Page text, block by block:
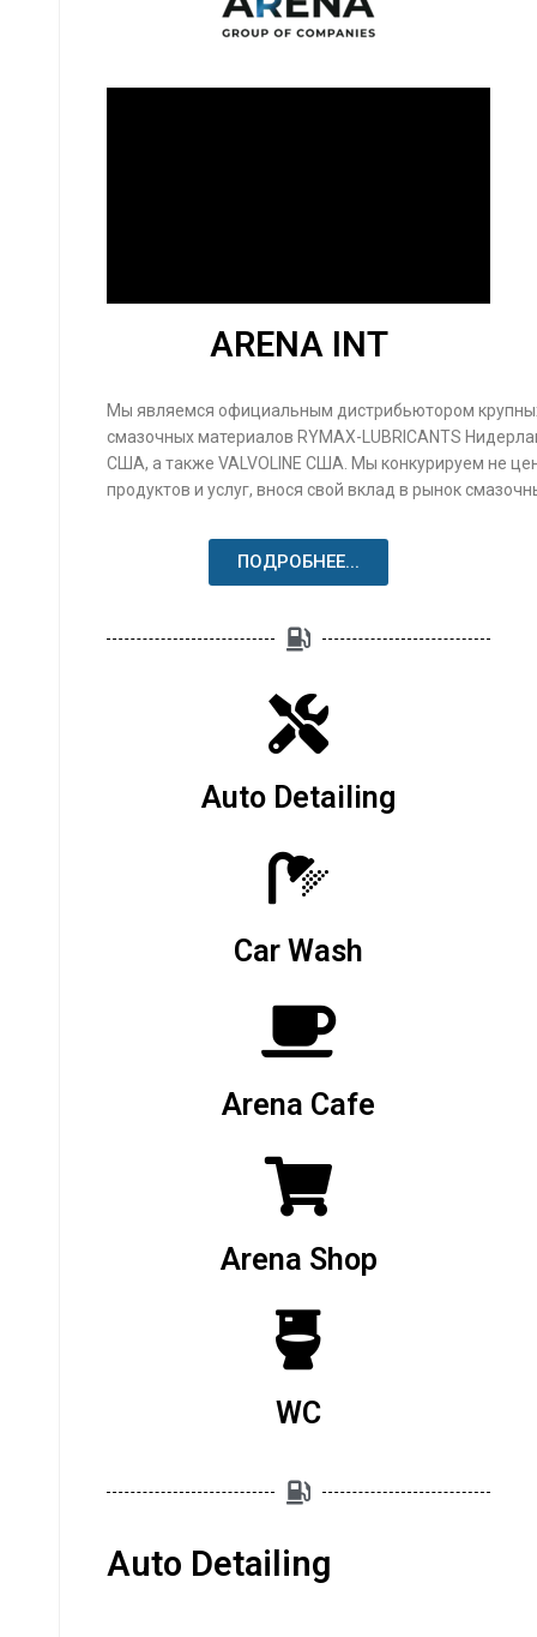
ARENA INT
Мы являемся официальным дистрибьютором
смазочных материалов RYMAX-LUBRICANTS
США, а также VALVOLINE CША. Мы конкурируем не
продуктов и услуг, внося свой вклад в рынок
ПОДРОБНЕЕ...
Auto Detailing
Car Wash
Arena Cafe
Arena Shop
WC
Auto Detailing